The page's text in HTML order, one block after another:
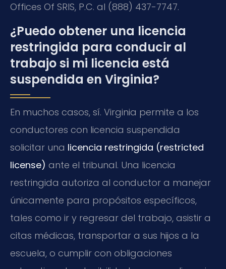
Offices Of SRIS, P.C. al (888) 437-7747.
¿Puedo obtener una licencia
restringida para conducir al
trabajo si mi licencia está
suspendida en Virginia?
En muchos casos, sí. Virginia permite a los
conductores con licencia suspendida
solicitar una licencia restringida (restricted
license) ante el tribunal. Una licencia
restringida autoriza al conductor a manejar
únicamente para propósitos específicos,
tales como ir y regresar del trabajo, asistir a
citas médicas, transportar a sus hijos a la
escuela, o cumplir con obligaciones